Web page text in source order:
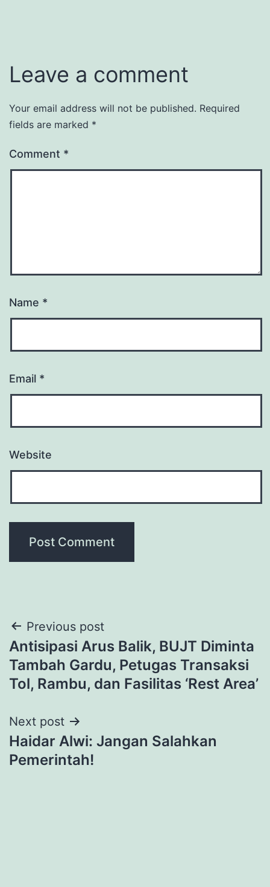
Leave a comment
Your email address will not be published. Required
fields are marked *
Comment *
Name *
Email *
Website
Post
navigation
Previous post
Antisipasi Arus Balik, BUJT Diminta
Tambah Gardu, Petugas Transaksi
Tol, Rambu, dan Fasilitas ‘Rest Area’
Next post
Haidar Alwi: Jangan Salahkan
Pemerintah!